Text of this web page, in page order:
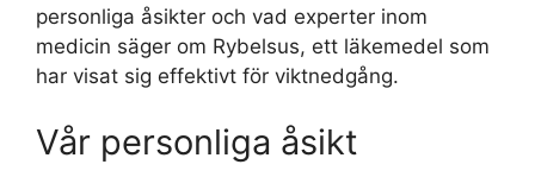
personliga åsikter och vad experter inom
medicin säger om Rybelsus, ett läkemedel som
har visat sig effektivt för viktnedgång.
Vår personliga åsikt